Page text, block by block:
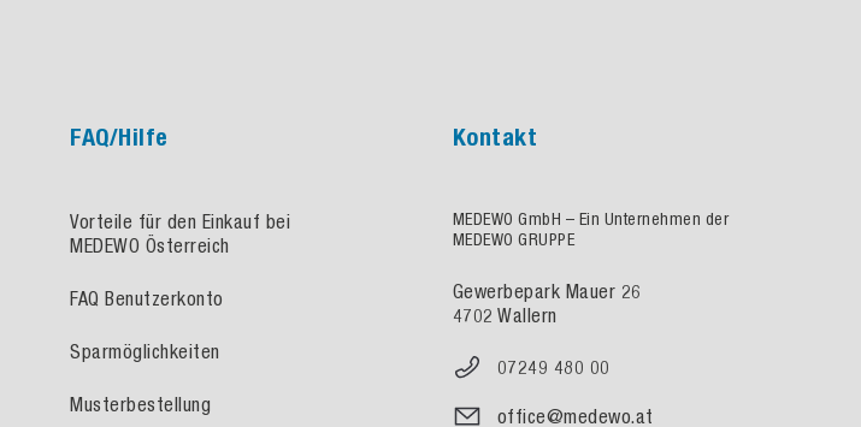
FAQ/Hilfe
Vorteile für den Einkauf bei
MEDEWO Österreich
FAQ Benutzerkonto
Sparmöglichkeiten
Musterbestellung
Kontakt
MEDEWO GmbH – Ein Unternehmen der
MEDEWO GRUPPE
Gewerbepark Mauer 26
4702 Wallern
07249 480 00
office@medewo.at